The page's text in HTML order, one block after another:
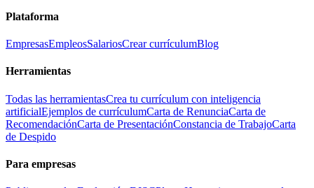
Plataforma
EmpresasEmpleosSalariosCrear currículumBlog
Herramientas
Todas las herramientasCrea tu currículum con inteligencia
artificialEjemplos de currículumCarta de RenunciaCarta de
RecomendaciónCarta de PresentaciónConstancia de TrabajoCarta
de Despido
Para empresas